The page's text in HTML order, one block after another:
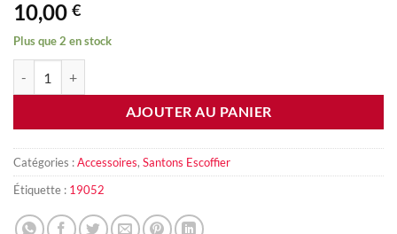
10,00 €
Plus que 2 en stock
AJOUTER AU PANIER
Catégories :Accessoires, Santons Escoffier
Étiquette : 19052